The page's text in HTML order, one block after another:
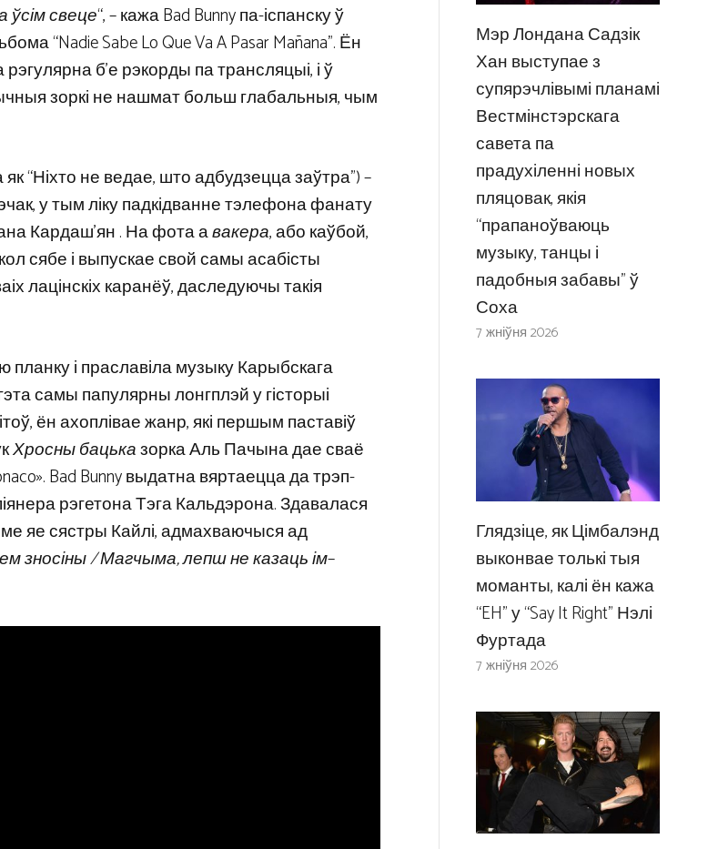
ўсім свеце“, – кажа Bad Bunny па-іспанску ў
“Nadie Sabe Lo Que Va A Pasar Mañana”. Ён
б’е рэкорды па трансляцыі, і ў
зоркі не нашмат больш глабальныя, чым
як “Ніхто не ведае, што адбудзецца заўтра”) –
у тым ліку падкідванне тэлефона фанату
Кардаш’ян . На фота авакера, або каўбой,
сябе і выпускае свой самы асабісты
лацінскіх каранёў, даследуючы такія
планку і праславіла музыку Карыбскага
самы папулярны лонгплэй у гісторыі
ён ахоплівае жанр, які першым паставіў
Хросны бацьказорка Аль Пачына дае сваё
Bad Bunny выдатна вяртаецца да трэп-
рэгетона Тэга Кальдэрона. Здавалася
яе сястры Кайлі, адмахваючыся ад
зносіны / Магчыма, лепш не казаць ім–
Мэр Лондана Садзік
Хан выступае з
супярэчлівымі планамі
Вестмінстэрскага
савета па
прадухіленні новых
пляцовак, якія
“прапаноўваюць
музыку, танцы і
падобныя забавы” ў
Соха
7 жніўня 2026
Глядзіце, як Цімбалэнд
выконвае толькі тыя
моманты, калі ён кажа
“EH” у “Say It Right” Нэлі
Фуртада
7 жніўня 2026